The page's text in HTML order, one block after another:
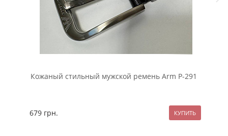
Кожаный стильный мужской ремень Arm Р-291
679 грн.